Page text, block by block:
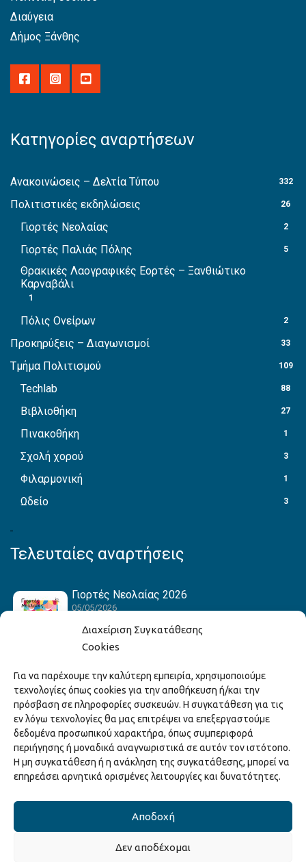
Διαχείριση Συγκατάθεσης
Cookies
Για να παρέχουμε την καλύτερη εμπειρία, χρησιμοποιούμε
τεχνολογίες όπως cookies για την αποθήκευση ή/και την
πρόσβαση σε πληροφορίες συσκευών. Η συγκατάθεση για τις
εν λόγω τεχνολογίες θα μας επιτρέψει να επεξεργαστούμε
δεδομένα προσωπικού χαρακτήρα, όπως συμπεριφορά
περιήγησης ή μοναδικά αναγνωριστικά σε αυτόν τον ιστότοπο.
Η μη συγκατάθεση ή η ανάκληση της συγκατάθεσης, μπορεί να
επηρεάσει αρνητικά ορισμένες λειτουργίες και δυνατότητες.
Αποδοχή
Δεν αποδέχομαι
Διαύγεια
Δήμος Ξάνθης
Κατηγορίες αναρτήσεων
Ανακοινώσεις – Δελτία Τύπου 332
Πολιτιστικές εκδηλώσεις 26
Γιορτές Νεολαίας 2
Γιορτές Παλιάς Πόλης 5
Θρακικές Λαογραφικές Εορτές – Ξανθιώτικο
Καρναβάλι
1
Πόλις Ονείρων 2
Προκηρύξεις – Διαγωνισμοί 33
Τμήμα Πολιτισμού 109
Techlab 88
Βιβλιοθήκη 27
Πινακοθήκη 1
Σχολή χορού 3
Φιλαρμονική 1
Ωδείο 3
Τελευταίες αναρτήσεις
Γιορτές Νεολαίας 2026
05/05/2026
Hack the Match: Γνωρίζοντας τα Αμερικανικά
Αθλήματα! Δημιουργώντας το Δικό σου
Game Story!
22/04/2026
Ξάνθη – Πόλις Ονείρων Μουσικών Σχολείων
2026
15/04/2026